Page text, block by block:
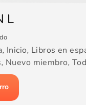
L
, Inicio, Libros en
, Nuevo miembro,